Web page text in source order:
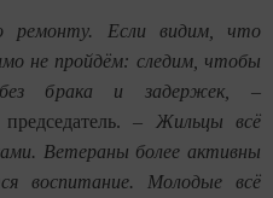
ремонту. Если видим, что
не пройдём: следим, чтобы
брака и задержек,
–
– Жильцы всё
Ветераны более активны
воспитание. Молодые всё